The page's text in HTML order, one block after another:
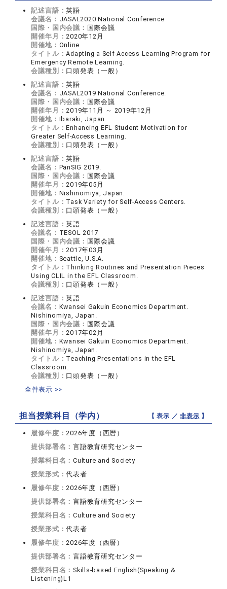
記述言語：英語
会議名： JASAL2020 National Conference
国際・国内会議： 国際会議
開催年月：2020年12月
開催地： Online
タイトル：Adapting a Self-Access Learning Program for
Emergency Remote Learning.
会議種別： 口頭発表（一般）
記述言語：英語
会議名： JASAL2019 National Conference.
国際・国内会議： 国際会議
開催年月：2019年11月 ～ 2019年12月
開催地： Ibaraki, Japan.
タイトル：Enhancing EFL Student Motivation for
Greater Self-Access Learning.
会議種別： 口頭発表（一般）
記述言語：英語
会議名： PanSIG 2019.
国際・国内会議： 国際会議
開催年月：2019年05月
開催地： Nishinomiya, Japan.
タイトル： Task Variety for Self-Access Centers.
会議種別： 口頭発表（一般）
記述言語：英語
会議名： TESOL 2017
国際・国内会議： 国際会議
開催年月：2017年03月
開催地： Seattle, U.S.A.
タイトル： Thinking Routines and Presentation Pieces
Using CLIL in the EFL Classroom.
会議種別： 口頭発表（一般）
記述言語：英語
会議名： Kwansei Gakuin Economics Department.
Nishinomiya, Japan.
国際・国内会議： 国際会議
開催年月：2017年02月
開催地： Kwansei Gakuin Economics Department.
Nishinomiya, Japan.
タイトル： Teaching Presentations in the EFL
Classroom.
会議種別： 口頭発表（一般）
全件表示 >>
担当授業科目（学内） 【 表示 ／非表示 】
履修年度：2026年度（西暦）
提供部署名：言語教育研究センター
授業科目名：Culture and Society
授業形式：代表者
履修年度：2026年度（西暦）
提供部署名：言語教育研究センター
授業科目名：Culture and Society
授業形式：代表者
履修年度：2026年度（西暦）
提供部署名：言語教育研究センター
授業科目名： Skills-based English(Speaking &
Listening)L1